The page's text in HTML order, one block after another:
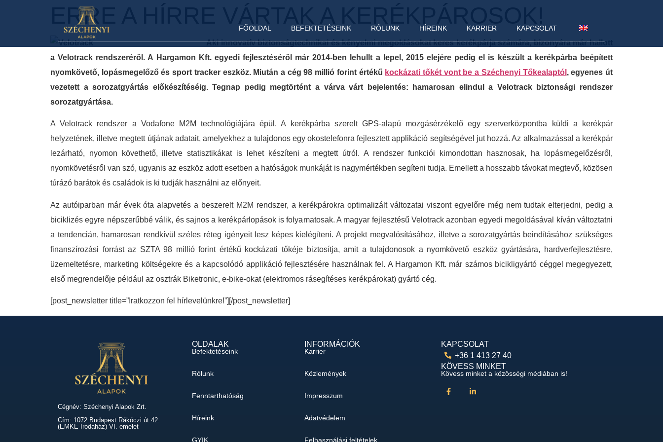
FŐOLDAL BEFEKTETÉSEINK RÓLUNK HÍREINK KARRIER KAPCSOLAT
ERRE A HÍRRE VÁRTAK A KERÉKPÁROSOK!
Aki innovatív biztonságtechnikai és kényelmi megoldásokat keres kerékpárja számára, bizonyára már hallott
a Velotrack rendszeréről. A Hargamon Kft. egyedi fejlesztéséről már 2014-ben lehullt a lepel, 2015 elejére pedig el is készült a kerékpárba beépített
nyomkövető, lopásmegelőző és sport tracker eszköz. Miután a cég 98 millió forint értékű kockázati tőkét vont be a Széchenyi Tőkealaptól , egyenes út
vezetett a sorozatgyártás előkészítéséig. Tegnap pedig megtörtént a várva várt bejelentés: hamarosan elindul a Velotrack biztonsági rendszer
sorozatgyártása.
A Velotrack rendszer a Vodafone M2M technológiájára épül. A kerékpárba szerelt GPS-alapú mozgásérzékelő egy szerverközpontba küldi a kerékpár
helyzetének, illetve megtett útjának adatait, amelyekhez a tulajdonos egy okostelefonra fejlesztett applikáció segítségével jut hozzá. Az alkalmazással a kerékpár
lezárható, nyomon követhető, illetve statisztikákat is lehet készíteni a megtett útról. A rendszer funkciói kimondottan hasznosak, ha lopásmegelőzésről,
nyomkövetésről van szó, ugyanis az eszköz adott esetben a hatóságok munkáját is nagymértékben segíteni tudja. Emellett a hosszabb távokat megtevő, közösen
túrázó barátok és családok is ki tudják használni az előnyeit.
Az autóiparban már évek óta alapvetés a beszerelt M2M rendszer, a kerékpárokra optimalizált változatai viszont egyelőre még nem tudtak elterjedni, pedig a
biciklizés egyre népszerűbbé válik, és sajnos a kerékpárlopások is folyamatosak. A magyar fejlesztésű Velotrack azonban egyedi megoldásával kíván változtatni
a tendencián, hamarosan rendkívül széles réteg igényeit lesz képes kielégíteni. A projekt megvalósításához, illetve a sorozatgyártás beindításához szükséges
finanszírozási forrást az SZTA 98 millió forint értékű kockázati tőkéje biztosítja, amit a tulajdonosok a nyomkövető eszköz gyártására, hardverfejlesztésre,
üzemeltetésre, marketing költségekre és a kapcsolódó applikáció fejlesztésére használnak fel. A Hargamon Kft. már számos bicikligyártó céggel megegyezett,
első megrendelője például az osztrák Biketronic, e-bike-okat (elektromos rásegítéses kerékpárokat) gyártó cég.
[post_newsletter title=”Iratkozzon fel hírlevelünkre!”][/post_newsletter]
Cégnév: Széchenyi Alapok Zrt.
Cím: 1072 Budapest Rákóczi út 42.
(EMKE Irodaház) VI. emelet
OLDALAK
Befektetéseink
Rólunk
Fenntarthatóság
Híreink
GYIK
INFORMÁCIÓK
Karrier
Közlemények
Impresszum
Adatvédelem
Felhasználási feltételek
KAPCSOLAT
+36 1 413 27 40
KÖVESS MINKET
Kövess minket a közösségi médiában is!